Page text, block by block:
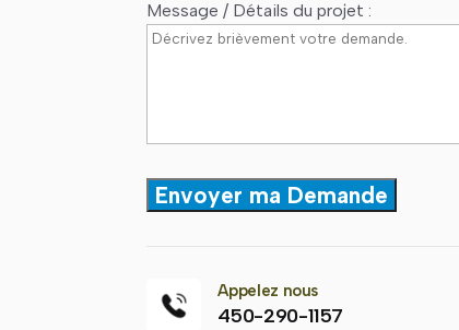
Message / Détails du projet :
Appelez nous
450-290-1157